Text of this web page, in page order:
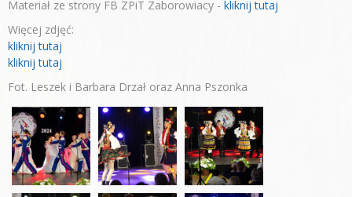
Materiał ze strony FB ZPiT Zaborowiacy - kliknij tutaj
Więcej zdjęć:
kliknij tutaj
kliknij tutaj
Fot. Leszek i Barbara Drzał oraz Anna Pszonka